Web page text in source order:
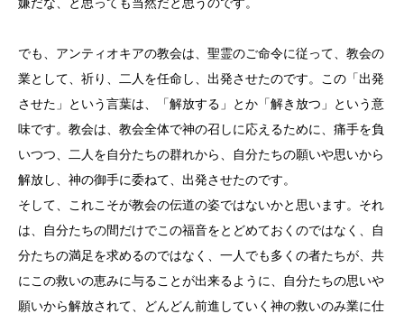
でも、アンティオキアの教会は、聖霊のご命令に従って、教会の
業として、祈り、二人を任命し、出発させたのです。この「出発
させた」という言葉は、「解放する」とか「解き放つ」という意
味です。教会は、教会全体で神の召しに応えるために、痛手を負
いつつ、二人を自分たちの群れから、自分たちの願いや思いから
解放し、神の御手に委ねて、出発させたのです。
そして、これこそが教会の伝道の姿ではないかと思います。それ
は、自分たちの間だけでこの福音をとどめておくのではなく、自
分たちの満足を求めるのではなく、一人でも多くの者たちが、共
にこの救いの恵みに与ることが出来るように、自分たちの思いや
願いから解放されて、どんどん前進していく神の救いのみ業に仕